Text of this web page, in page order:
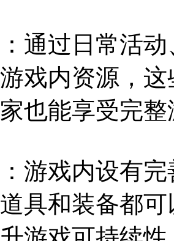
通过日常活
戏内资源，
也能享受完
游戏内设有
具和装备都